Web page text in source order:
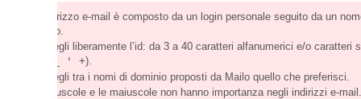
e-mail è composto da un login personale seguito da un nome di
liberamente l’id: da 3 a 40 caratteri alfanumerici e/o caratteri speciali (-
tra i nomi di dominio proposti da Mailo quello che preferisci.
e le maiuscole non hanno importanza negli indirizzi e-mail.